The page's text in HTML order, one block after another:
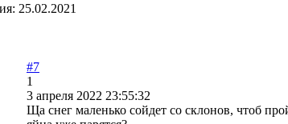
25.02.2021
#7
1
3 апреля 2022 23:55:32
Ща снег маленько сойдет со склонов, чтоб